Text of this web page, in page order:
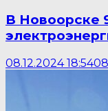
В Новоорске
08.12.2024 18:54